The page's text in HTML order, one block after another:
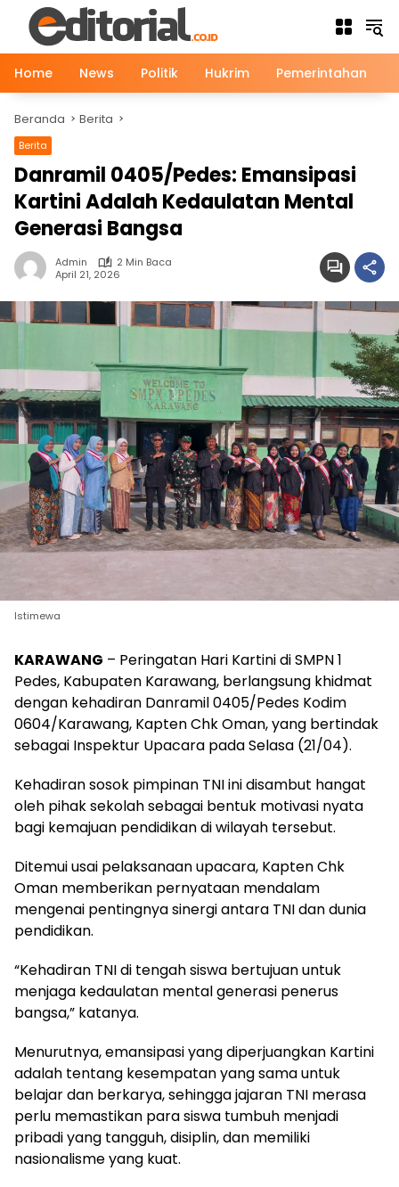
Langsung
konten
Home
News Politik Hukrim Pemerintahan
Beranda Berita
Berita
Danramil 0405/Pedes: Emansipasi
Kartini Adalah Kedaulatan Mental
Generasi Bangsa
Admin
2 Min Baca
April 21, 2026
Istimewa
KARAWANG – Peringatan Hari Kartini di SMPN 1
Pedes, Kabupaten Karawang, berlangsung khidmat
dengan kehadiran Danramil 0405/Pedes Kodim
0604/Karawang, Kapten Chk Oman, yang bertindak
sebagai Inspektur Upacara pada Selasa (21/04).
Kehadiran sosok pimpinan TNI ini disambut hangat
oleh pihak sekolah sebagai bentuk motivasi nyata
bagi kemajuan pendidikan di wilayah tersebut.
Ditemui usai pelaksanaan upacara, Kapten Chk
Oman memberikan pernyataan mendalam
mengenai pentingnya sinergi antara TNI dan dunia
pendidikan.
“Kehadiran TNI di tengah siswa bertujuan untuk
menjaga kedaulatan mental generasi penerus
bangsa,” katanya.
Menurutnya, emansipasi yang diperjuangkan Kartini
adalah tentang kesempatan yang sama untuk
belajar dan berkarya, sehingga jajaran TNI merasa
perlu memastikan para siswa tumbuh menjadi
pribadi yang tangguh, disiplin, dan memiliki
nasionalisme yang kuat.